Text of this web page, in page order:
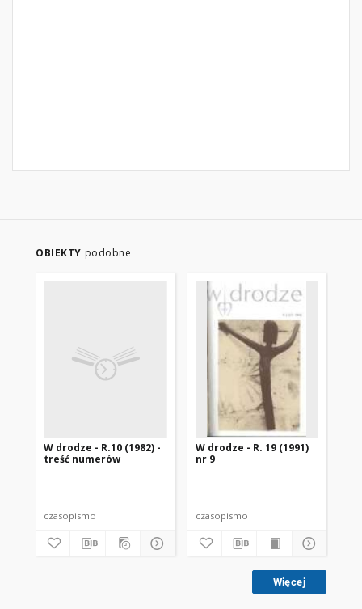
OBIEKTY podobne
W drodze - R.10 (1982) -
treść numerów
czasopismo
W drodze - R. 19 (1991)
nr 9
czasopismo
Więcej